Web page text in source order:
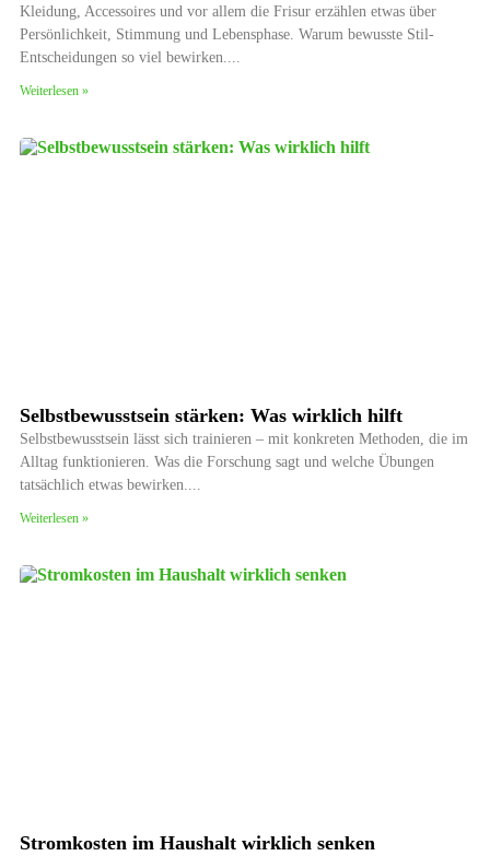
Kleidung, Accessoires und vor allem die Frisur erzählen etwas über
Persönlichkeit, Stimmung und Lebensphase. Warum bewusste Stil-
Entscheidungen so viel bewirken.
Weiterlesen »
Selbstbewusstsein stärken: Was wirklich hilft
Selbstbewusstsein lässt sich trainieren – mit konkreten Methoden, die im
Alltag funktionieren. Was die Forschung sagt und welche Übungen
tatsächlich etwas bewirken.
Weiterlesen »
Stromkosten im Haushalt wirklich senken